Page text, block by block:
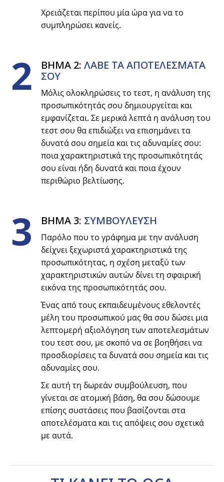
Χρειάζεται περίπου μία ώρα για να το
συμπληρώσει κανείς.
2 ΒΗΜΑ 2: ΛΑΒΕ ΤΑ ΑΠΟΤΕΛΕΣΜΑΤΑ
ΣΟΥ
Μόλις ολοκληρώσεις το τεστ, η ανάλυση της
προσωπικότητάς σου δημιουργείται και
εμφανίζεται. Σε μερικά λεπτά η ανάλυση του
τεστ σου θα επιδιώξει να επισημάνει τα
δυνατά σου σημεία και τις αδυναμίες σου:
ποια χαρακτηριστικά της προσωπικότητάς
σου είναι ήδη δυνατά και ποια έχουν
περιθώριο βελτίωσης.
3 ΒΗΜΑ 3: ΣΥΜΒΟYΛΕΥΣΗ
Παρόλο που το γράφημα με την ανάλυση
δείχνει ξεχωριστά χαρακτηριστικά της
προσωπικότητας, η σχέση μεταξύ των
χαρακτηριστικών αυτών δίνει τη σφαιρική
εικόνα της προσωπικότητάς σου.
Ένας από τους εκπαιδευμένους εθελοντές
μέλη του προσωπικού μας θα σου δώσει μια
λεπτομερή αξιολόγηση των αποτελεσμάτων
του τεστ σου, με σκοπό να σε βοηθήσει να
προσδιορίσεις τα δυνατά σου σημεία και τις
αδυναμίες σου.
Σε αυτή τη δωρεάν συμβούλευση, που
γίνεται σε ατομική βάση, θα σου δώσουμε
επίσης συστάσεις που βασίζονται στα
αποτελέσματα και τις απόψεις σου σχετικά
με αυτά.